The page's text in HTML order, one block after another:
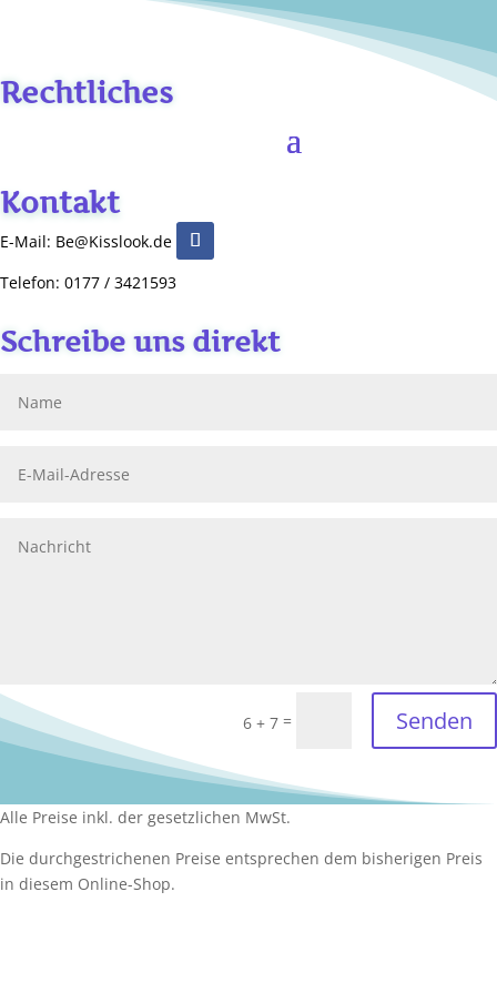
Rechtliches
Kontakt
E-Mail: Be@Kisslook.de
Telefon: 0177 / 3421593
Schreibe uns direkt
6 + 7 = Senden
Alle Preise inkl. der gesetzlichen MwSt.
Die durchgestrichenen Preise entsprechen dem bisherigen Preis
in diesem Online-Shop.